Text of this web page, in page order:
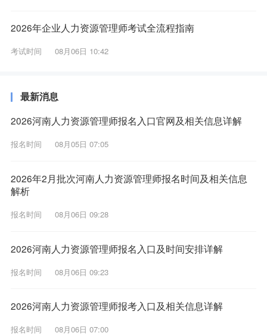
2026年企业人力资源管理师考试全流程指南
考试时间 08月06日 10:42
最新消息
2026河南人力资源管理师报名入口官网及相关信息详解
报名时间 08月05日 07:05
2026年2月批次河南人力资源管理师报名时间及相关信息
解析
报名时间 08月06日 09:28
2026河南人力资源管理师报名入口及时间安排详解
报名时间 08月06日 09:23
2026河南人力资源管理师报考入口及相关信息详解
报名时间 08月06日 07:00